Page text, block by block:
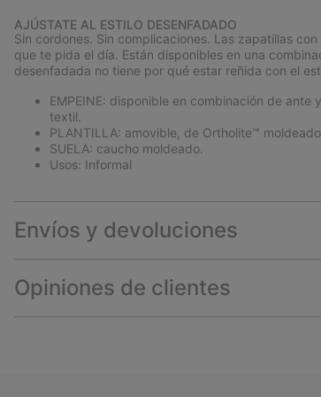
AJÚSTATE AL ESTILO DESENFADADO
Sin cordones. Sin complicaciones. Las zapatillas
que te pida el día. Están disponibles en una
desenfadada no tiene por qué estar reñida con el
EMPEINE: disponible en combinación de
textil.
PLANTILLA: amovible, de Ortholite™
SUELA: caucho moldeado.
Usos: Informal
Envíos y devoluciones
Opiniones de clientes